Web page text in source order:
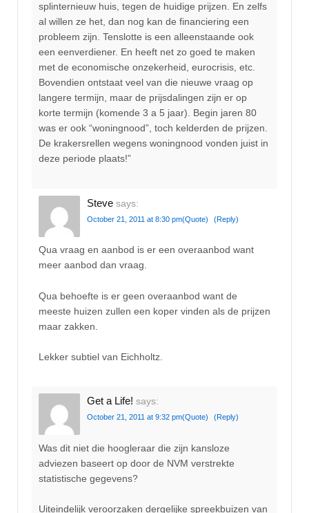
splinternieuw huis, tegen de huidige prijzen. En zelfs
al willen ze het, dan nog kan de financiering een
probleem zijn. Tenslotte is een alleenstaande ook
een eenverdiener. En heeft net zo goed te maken
met de economische onzekerheid, eurocrisis, etc.
Bovendien ontstaat veel van die nieuwe vraag op
langere termijn, maar de prijsdalingen zijn er op
korte termijn (komende 3 a 5 jaar). Begin jaren 80
was er ook “woningnood”, toch kelderden de prijzen.
De krakersrellen wegens woningnood vonden juist in
deze periode plaats!”
Steve says:
October 21, 2011 at 8:30 pm(Quote) (Reply)
Qua vraag en aanbod is er een overaanbod want
meer aanbod dan vraag.
Qua behoefte is er geen overaanbod want de
meeste huizen zullen een koper vinden als de prijzen
maar zakken.
Lekker subtiel van Eichholtz.
Get a Life! says:
October 21, 2011 at 9:32 pm(Quote) (Reply)
Was dit niet die hoogleraar die zijn kansloze
adviezen baseert op door de NVM verstrekte
statistische gegevens?
Uiteindelijk veroorzaken dergelijke spreekbuizen van